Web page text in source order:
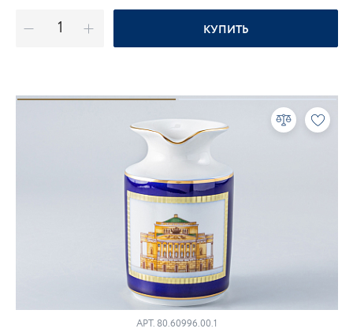
КУПИТЬ
АРТ. 80.60996.00.1